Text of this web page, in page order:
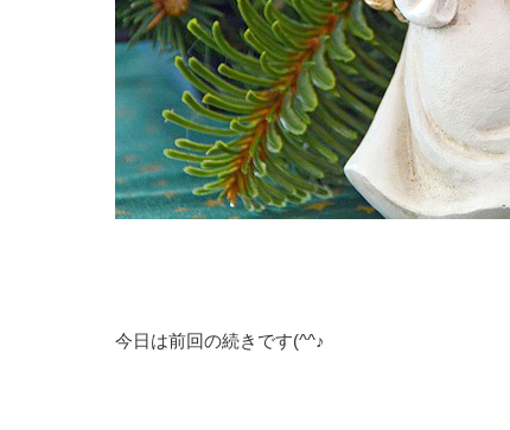
今日は前回の続きです(^^♪